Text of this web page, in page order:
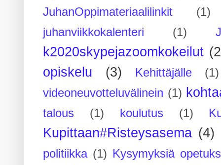
JuhanOppimateriaalilinkit
(1)
juhanviikkokalenteri
(1)
k2020skypejazoomkokeilut
opiskelu
(3) Kehittäjälle
(1)
videoneuvotteluvälinein (1)
talous (1) koulutus (1)
Kupittaan#Risteysasema (4)
politiikka (1) Kysymyksiä